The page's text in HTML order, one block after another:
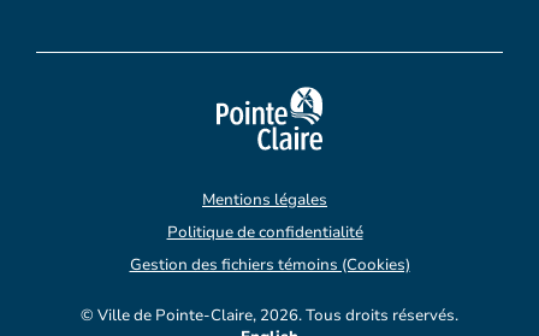
© Ville de Pointe-Claire, 2026. Tous droits réservés.
Mentions légales
Politique de confidentialité
Gestion des fichiers témoins (Cookies)